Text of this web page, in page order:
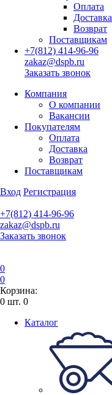
Оплата
Доставка
Возврат
Поставщикам
+7(812) 414-96-96
zakaz@dspb.ru
Заказать звонок
Компания
О компании
Вакансии
Покупателям
Оплата
Доставка
Возврат
Поставщикам
Вход Регистрация
+7(812) 414-96-96
zakaz@dspb.ru
Заказать звонок
0
0
Корзина:
0 шт. 0
Каталог